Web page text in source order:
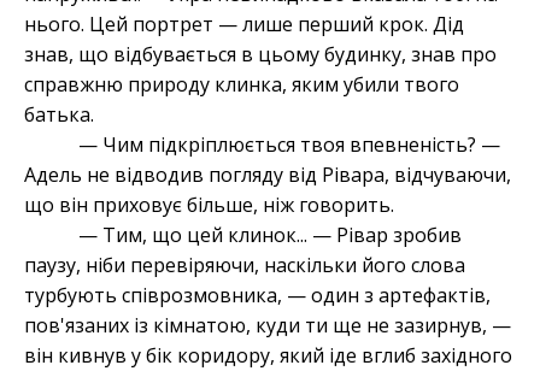
нього. Цей портрет — лише перший крок. Дід
знав, що відбувається в цьому будинку, знав про
справжню природу клинка, яким убили твого
батька.
— Чим підкріплюється твоя впевненість? —
Адель не відводив погляду від Рівара, відчуваючи,
що він приховує більше, ніж говорить.
— Тим, що цей клинок... — Рівар зробив
паузу, ніби перевіряючи, наскільки його слова
турбують співрозмовника, — один з артефактів,
пов'язаних із кімнатою, куди ти ще не зазирнув, —
він кивнув у бік коридору, який іде вглиб західного